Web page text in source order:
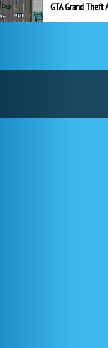
GTA Grand Theft